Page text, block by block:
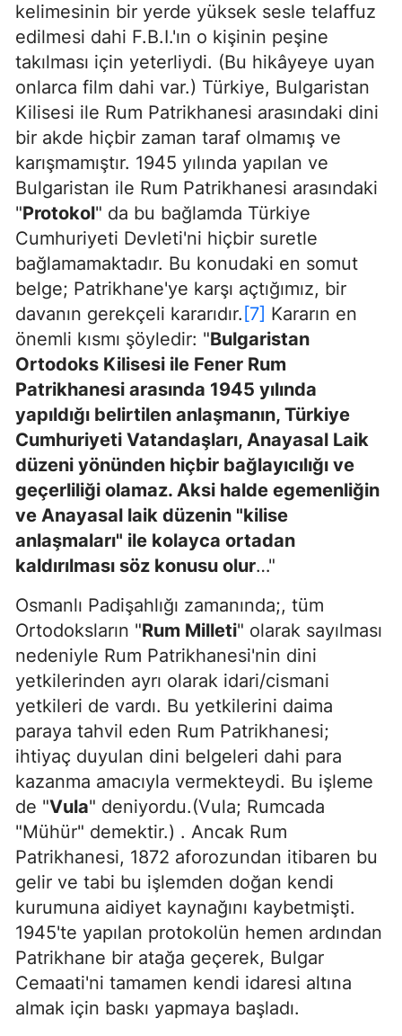
kelimesinin bir yerde yüksek sesle telaffuz
edilmesi dahi F.B.I.'ın o kişinin peşine
takılması için yeterliydi. (Bu hikâyeye uyan
onlarca film dahi var.) Türkiye, Bulgaristan
Kilisesi ile Rum Patrikhanesi arasındaki dini
bir akde hiçbir zaman taraf olmamış ve
karışmamıştır. 1945 yılında yapılan ve
Bulgaristan ile Rum Patrikhanesi arasındaki
"Protokol" da bu bağlamda Türkiye
Cumhuriyeti Devleti'ni hiçbir suretle
bağlamamaktadır. Bu konudaki en somut
belge; Patrikhane'ye karşı açtığımız, bir
davanın gerekçeli kararıdır. [7] Kararın en
önemli kısmı şöyledir: "Bulgaristan
Ortodoks Kilisesi ile Fener Rum
Patrikhanesi arasında 1945 yılında
yapıldığı belirtilen anlaşmanın, Türkiye
Cumhuriyeti Vatandaşları, Anayasal Laik
düzeni yönünden hiçbir bağlayıcılığı ve
geçerliliği olamaz. Aksi halde egemenliğin
ve Anayasal laik düzenin "kilise
anlaşmaları" ile kolayca ortadan
kaldırılması söz konusu olur…"
Osmanlı Padişahlığı zamanında;, tüm
Ortodoksların "Rum Milleti" olarak sayılması
nedeniyle Rum Patrikhanesi'nin dini
yetkilerinden ayrı olarak idari/cismani
yetkileri de vardı. Bu yetkilerini daima
paraya tahvil eden Rum Patrikhanesi;
ihtiyaç duyulan dini belgeleri dahi para
kazanma amacıyla vermekteydi. Bu işleme
de "Vula" deniyordu.(Vula; Rumcada
"Mühür" demektir.) . Ancak Rum
Patrikhanesi, 1872 aforozundan itibaren bu
gelir ve tabi bu işlemden doğan kendi
kurumuna aidiyet kaynağını kaybetmişti.
1945'te yapılan protokolün hemen ardından
Patrikhane bir atağa geçerek, Bulgar
Cemaati'ni tamamen kendi idaresi altına
almak için baskı yapmaya başladı.